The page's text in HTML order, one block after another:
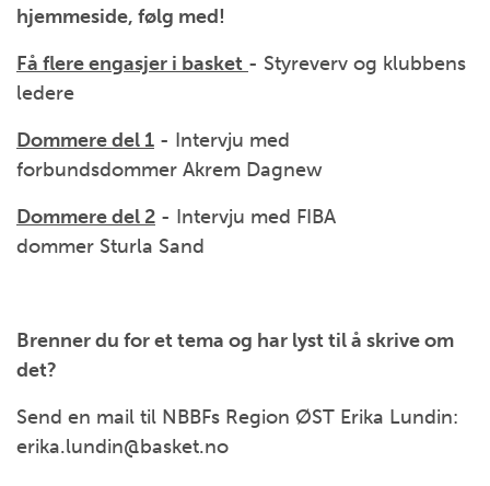
hjemmeside, følg med!
Få flere engasjer i basket - Styreverv og klubbens
ledere
Dommere del 1 - Intervju med
forbundsdommer Akrem Dagnew
Dommere del 2 - Intervju med FIBA
dommer Sturla Sand
Brenner du for et tema og har lyst til å skrive om
det?
Send en mail til NBBFs Region ØST Erika Lundin:
erika.lundin@basket.no